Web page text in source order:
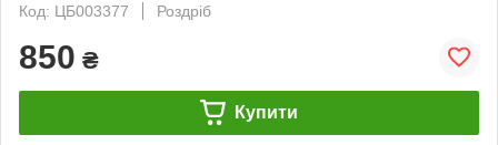
Код: ЦБ003377
Роздріб
850 ₴
Купити